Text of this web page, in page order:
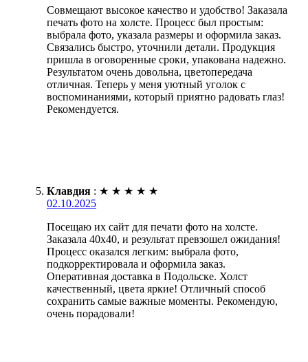
Совмещают высокое качество и удобство! Заказала
печать фото на холсте. Процесс был простым:
выбрала фото, указала размеры и оформила заказ.
Связались быстро, уточнили детали. Продукция
пришла в оговоренные сроки, упакована надежно.
Результатом очень довольна, цветопередача
отличная. Теперь у меня уютный уголок с
воспоминаниями, который приятно радовать глаз!
Рекомендуется.
Клавдия : ★ ★ ★ ★ ★
02.10.2025
Посещаю их сайт для печати фото на холсте.
Заказала 40х40, и результат превзошел ожидания!
Процесс оказался легким: выбрала фото,
подкорректировала и оформила заказ.
Оперативная доставка в Подольске. Холст
качественный, цвета яркие! Отличный способ
сохранить самые важные моменты. Рекомендую,
очень порадовали!